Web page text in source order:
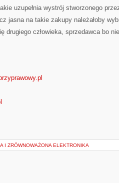
uzupełnia wystrój stworzonego
jasna na takie zakupy należałoby
drugiego człowieka, sprzedawca bo
I ZRÓWNOWAŻONA ELEKTRONIKA